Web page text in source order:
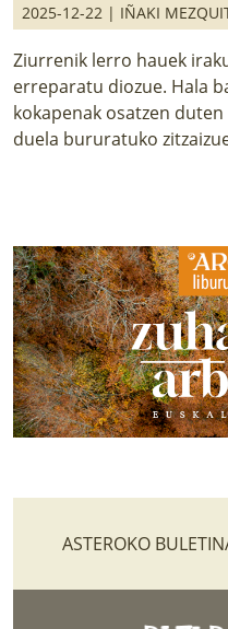
2025-12-22 | IÑAKI
Ziurrenik lerro hauek
erreparatu diozue. Hala
kokapenak osatzen
duela bururatuko
ASTEROKO